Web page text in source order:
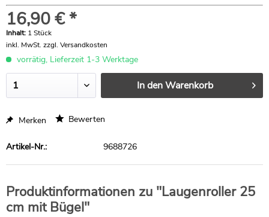
16,90 € *
Inhalt: 1 Stück
inkl. MwSt. zzgl. Versandkosten
vorrätig, Lieferzeit 1-3 Werktage
In denWarenkorb
Merken Bewerten
Artikel-Nr.: 9688726
Produktinformationen zu "Laugenroller 25
cm mit Bügel"